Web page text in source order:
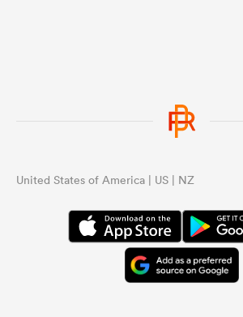
United States of America | US | NZ